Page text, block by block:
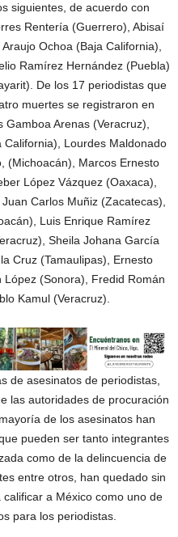
siguientes, de acuerdo con
Rentería (Guerrero), Abisaí
Ochoa (Baja California),
Ramírez Hernández (Puebla)
De los 17 periodistas que
muertes se registraron en
Arenas (Veracruz),
Lourdes Maldonado
(Michoacán), Marcos Ernesto
López Vázquez (Oaxaca),
Carlos Muñiz (Zacatecas),
Luis Enrique Ramírez
Sheila Johana García
Cruz (Tamaulipas), Ernesto
(Sonora), Fredid Román
Kamul (Veracruz).
de asesinatos de periodistas,
las autoridades de procuración
de los asesinatos han
pueden ser tanto integrantes
como de la delincuencia de
entre otros, han quedado sin
a México como uno de
para los periodistas.